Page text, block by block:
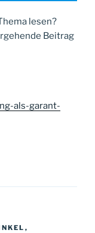
lesen?
Beitrag
als-garant-
,